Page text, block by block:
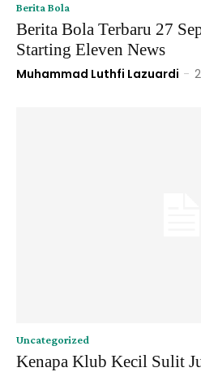
Berita Bola
Berita Bola Terbaru 27
Starting Eleven News
Muhammad Luthfi Lazuardi -
Uncategorized
Kenapa Klub Kecil Sulit